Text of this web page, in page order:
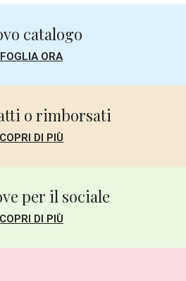
catalogo
ORA
o rimborsati
DI PIÙ
per il sociale
DI PIÙ